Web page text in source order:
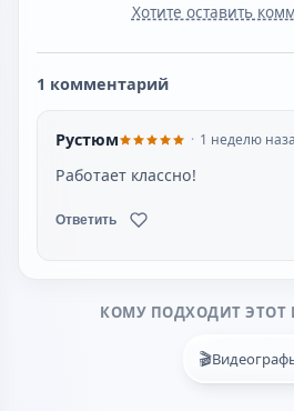
Хотите оставить
1 комментарий
Рустюм 1 неделю
Работает классно!
Ответить
КОМУ ПОДХОДИТ ЭТОТ
🎬